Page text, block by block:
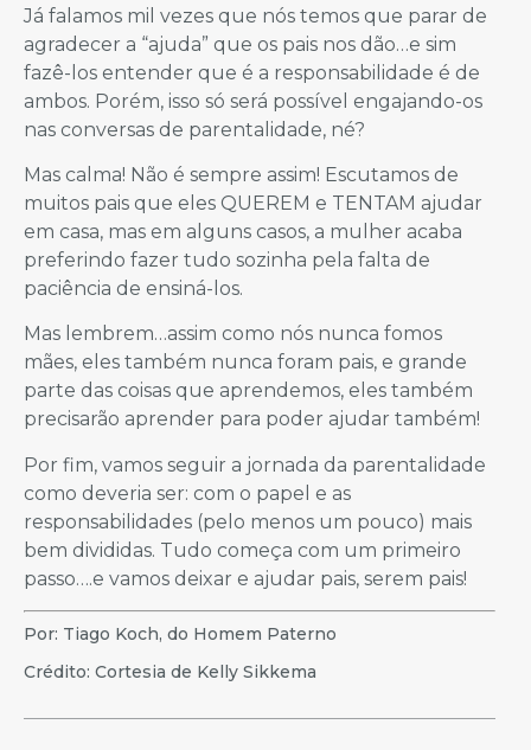
Já falamos mil vezes que nós temos que parar de
agradecer a “ajuda” que os pais nos dão…e sim
fazê-los entender que é a responsabilidade é de
ambos. Porém, isso só será possível engajando-os
nas conversas de parentalidade, né?
Mas calma! Não é sempre assim! Escutamos de
muitos pais que eles QUEREM e TENTAM ajudar
em casa, mas em alguns casos, a mulher acaba
preferindo fazer tudo sozinha pela falta de
paciência de ensiná-los.
Mas lembrem…assim como nós nunca fomos
mães, eles também nunca foram pais, e grande
parte das coisas que aprendemos, eles também
precisarão aprender para poder ajudar também!
Por fim, vamos seguir a jornada da parentalidade
como deveria ser: com o papel e as
responsabilidades (pelo menos um pouco) mais
bem divididas. Tudo começa com um primeiro
passo….e vamos deixar e ajudar pais, serem pais!
Por: Tiago Koch, do Homem Paterno
Crédito: Cortesia de Kelly Sikkema